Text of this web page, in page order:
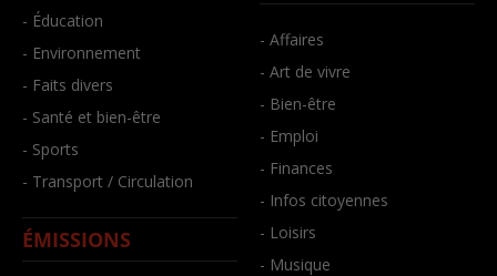
- Éducation
- Environnement
- Faits divers
- Santé et bien-être
- Sports
- Transport / Circulation
ÉMISSIONS
- Affaires
- Art de vivre
- Bien-être
- Emploi
- Finances
- Infos citoyennes
- Loisirs
- Musique